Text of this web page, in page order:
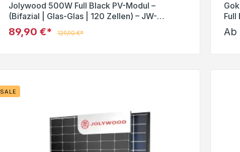
Jolywood 500W Full Black PV-Modul –
(Bifazial | Glas-Glas | 120 Zellen) – JW-
HD120N-R3 – Solar Panel
89,90 €* 129,90 €*
Full
Ab
SALE